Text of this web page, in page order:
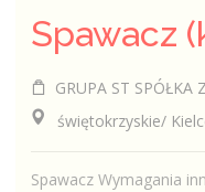
Spawacz
GRUPA ST SPÓŁKA Z
świętokrzyskie/
Spawacz Wymagania